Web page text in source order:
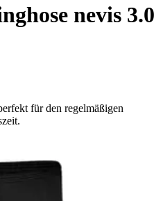
nevis 3.0
für den regelmäßigen